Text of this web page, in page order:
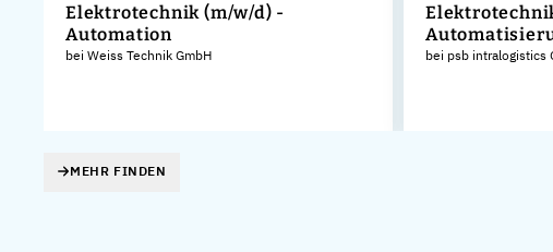
Elektrotechnik (m/w/d) -
Automation
bei Weiss Technik GmbH bei psb intralogistics
MEHR FINDEN